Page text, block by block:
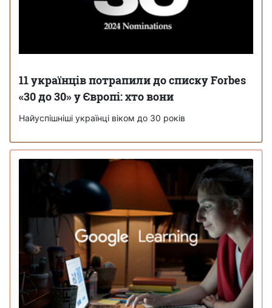
11 українців потрапили до списку Forbes
«30 до 30» у Європі: хто вони
Найуспішніші українці віком до 30 років